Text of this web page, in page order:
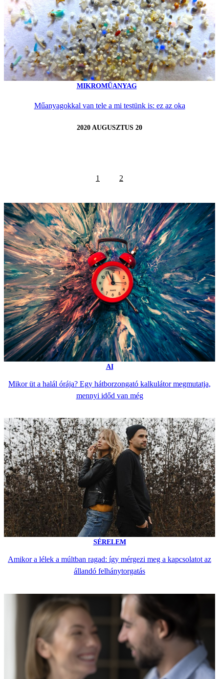
MIKROMŰANYAG
Műanyagokkal van tele a mi testünk is: ez az oka
2020 AUGUSZTUS 20
1 2
AI
Mikor üt a halál órája? Egy hátborzongató kalkulátor megmutatja,
mennyi időd van még
SÉRELEM
Amikor a lélek a múltban ragad: így mérgezi meg a kapcsolatot az
állandó felhánytorgatás